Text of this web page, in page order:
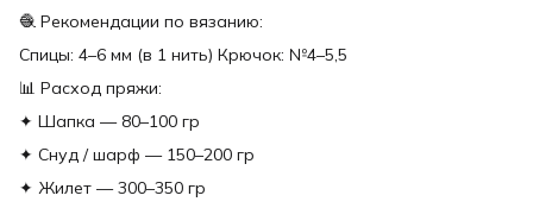
🧶 Рекомендации по вязанию:
Спицы: 4–6 мм (в 1 нить) Крючок: №4–5,5
📊 Расход пряжи:
✦ Шапка — 80–100 гр
✦ Снуд / шарф — 150–200 гр
✦ Жилет — 300–350 гр